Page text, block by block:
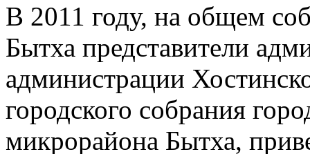
В 2011 году, на общем
Бытха представители
администрации
городского собрания
микрорайона Бытха,